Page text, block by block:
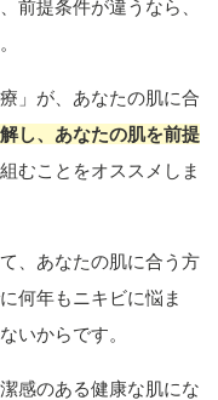
前提条件が違うなら、
」が、あなたの肌に合
し、あなたの肌を前提
むことをオススメしま
、あなたの肌に合う方
何年もニキビに悩ま
いからです。
感のある健康な肌にな